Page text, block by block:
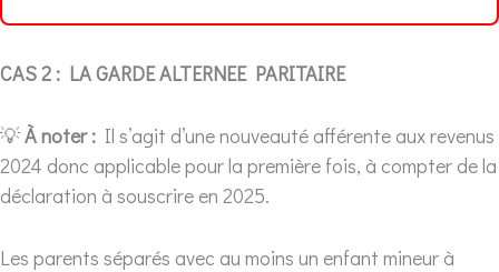
CAS 2 : LA GARDE ALTERNEE PARITAIRE
💡À noter : Il s’agit d’une nouveauté afférente aux revenus
2024 donc applicable pour la première fois, à compter de la
déclaration à souscrire en 2025.
Les parents séparés avec au moins un enfant mineur à